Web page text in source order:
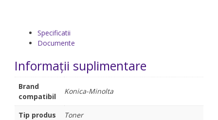
Specificatii
Documente
Informații suplimentare
Brand
compatibil
Konica-Minolta
Tip produs
Toner